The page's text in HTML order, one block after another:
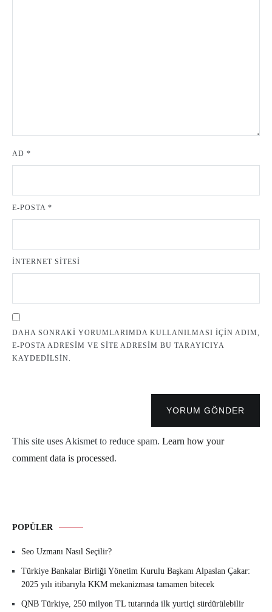
AD *
E-POSTA *
İNTERNET SITESI
DAHA SONRAKI YORUMLARIMDA KULLANILMASI IÇIN ADIM,
E-POSTA ADRESIM VE SITE ADRESIM BU TARAYICIYA
KAYDEDILSIN.
YORUM GÖNDER
This site uses Akismet to reduce spam. Learn how your
comment data is processed.
POPÜLER
Seo Uzmanı Nasıl Seçilir?
Türkiye Bankalar Birliği Yönetim Kurulu Başkanı Alpaslan Çakar:
2025 yılı itibarıyla KKM mekanizması tamamen bitecek
QNB Türkiye, 250 milyon TL tutarında ilk yurtiçi sürdürülebilir